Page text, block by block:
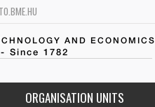
AND ECONOMICS
Since 1782
ORGANISATION UNITS